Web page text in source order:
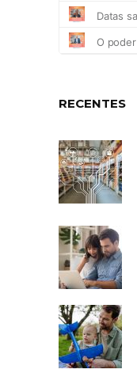
RECENTES